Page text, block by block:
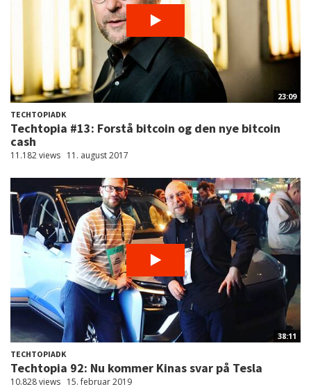
23:09
TECHTOPIADK
Techtopia #13: Forstå bitcoin og den nye bitcoin
cash
11.182 views 11. august 2017
38:11
TECHTOPIADK
Techtopia 92: Nu kommer Kinas svar på Tesla
10.828 views 15. februar 2019